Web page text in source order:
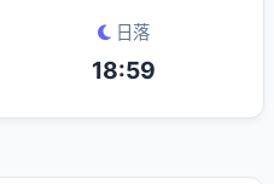
日落
18:59